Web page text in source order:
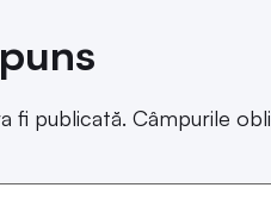
fi publicată. Câmpurile